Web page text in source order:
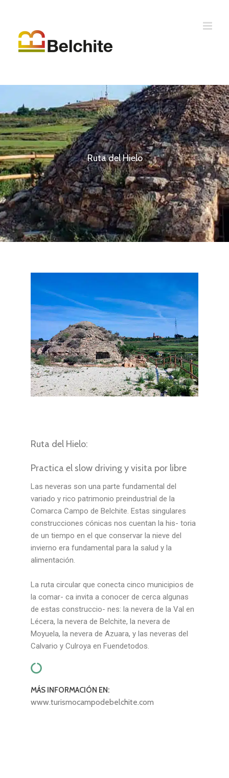
Ruta del Hielo
Ruta del Hielo:
Practica el slow driving y visita por libre
Las neveras son una parte fundamental del
variado y rico patrimonio preindustrial de la
Comarca Campo de Belchite. Estas singulares
construcciones cónicas nos cuentan la his- toria
de un tiempo en el que conservar la nieve del
invierno era fundamental para la salud y la
alimentación.
La ruta circular que conecta cinco municipios de
la comar- ca invita a conocer de cerca algunas
de estas construccio- nes: la nevera de la Val en
Lécera, la nevera de Belchite, la nevera de
Moyuela, la nevera de Azuara, y las neveras del
Calvario y Culroya en Fuendetodos.
MÁS INFORMACIÓN EN:
www.turismocampodebelchite.com